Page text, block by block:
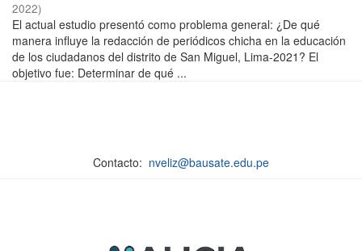
2022)
El actual estudio presentó como problema general: ¿De qué
manera influye la redacción de periódicos chicha en la educación
de los ciudadanos del distrito de San Miguel, Lima-2021? El
objetivo fue: Determinar de qué ...
Contacto: nveliz@bausate.edu.pe